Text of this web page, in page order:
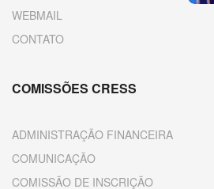
WEBMAIL
CONTATO
COMISSÕES CRESS
ADMINISTRAÇÃO FINANCEIRA
COMUNICAÇÃO
COMISSÃO DE INSCRIÇÃO